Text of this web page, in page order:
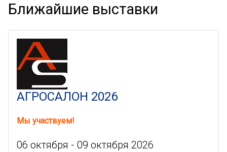
Ближайшие выставки
АГРОСАЛОН 2026
Мы участвуем!
06 октября - 09 октября 2026